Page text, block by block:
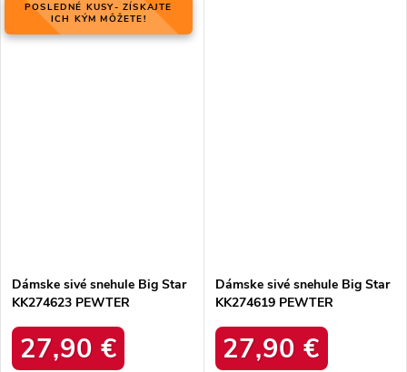
POSLEDNÉ KUSY- ZÍSKAJTE
ICH KÝM MÔŽETE!
Dámske sivé snehule Big Star
KK274623 PEWTER
27,90 €
Dámske sivé snehule Big Star
KK274619 PEWTER
27,90 €